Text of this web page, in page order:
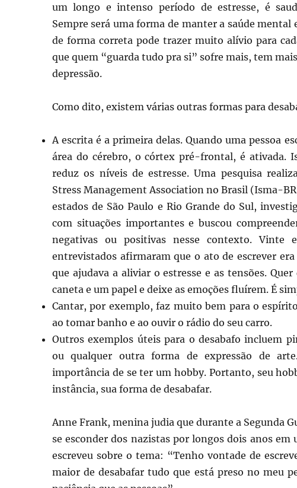
um longo e intenso período de estresse, é
Sempre será uma forma de manter a saúde mental
de forma correta pode trazer muito alívio para
que quem “guarda tudo pra si” sofre mais, tem
depressão.
Como dito, existem várias outras formas para
A escrita é a primeira delas. Quando uma pessoa
área do cérebro, o córtex pré-frontal, é ativada.
reduz os níveis de estresse. Uma pesquisa
Stress Management Association no Brasil (Isma-
estados de São Paulo e Rio Grande do Sul,
com situações importantes e buscou
negativas ou positivas nesse contexto. Vinte
entrevistados afirmaram que o ato de escrever
que ajudava a aliviar o estresse e as tensões. Quer
caneta e um papel e deixe as emoções fluírem. É
Cantar, por exemplo, faz muito bem para o
ao tomar banho e ao ouvir o rádio do seu carro.
Outros exemplos úteis para o desabafo incluem
ou qualquer outra forma de expressão de
importância de se ter um hobby. Portanto, seu
instância, sua forma de desabafar.
Anne Frank, menina judia que durante a Segunda
se esconder dos nazistas por longos dois anos
escreveu sobre o tema: “Tenho vontade de
maior de desabafar tudo que está preso no meu